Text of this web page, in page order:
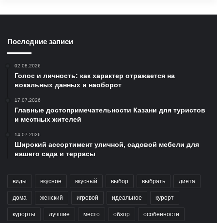
Последние записи
02.08.2026
Голос и личность: как характер отражается на
вокальных данных и наоборот
17.07.2026
Главные достопримечательности Казани для туристов
и местных жителей
14.07.2026
Широкий ассортимент уличной, садовой мебели для
вашего сада и террасы
виды вкусное вкусный выбор выбрать диета
дома женский игровой идеальное курорт
курорты лучшие место обзор особенности